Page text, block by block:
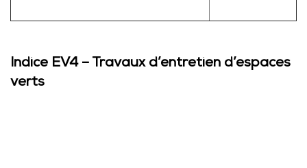
Indice EV4 – Travaux d’entretien d’espaces
verts